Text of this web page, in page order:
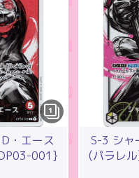
1
・エース
001}
S-3 シャ
(パラレ